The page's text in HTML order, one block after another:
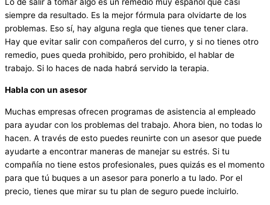
Lo de salir a tomar algo es un remedio muy español que casi
siempre da resultado. Es la mejor fórmula para olvidarte de los
problemas. Eso sí, hay alguna regla que tienes que tener clara.
Hay que evitar salir con compañeros del curro, y si no tienes otro
remedio, pues queda prohibido, pero prohibido, el hablar de
trabajo. Si lo haces de nada habrá servido la terapia.
Habla con un asesor
Muchas empresas ofrecen programas de asistencia al empleado
para ayudar con los problemas del trabajo. Ahora bien, no todas lo
hacen. A través de esto puedes reunirte con un asesor que puede
ayudarte a encontrar maneras de manejar su estrés. Si tu
compañía no tiene estos profesionales, pues quizás es el momento
para que tú buques a un asesor para ponerlo a tu lado. Por el
precio, tienes que mirar su tu plan de seguro puede incluirlo.